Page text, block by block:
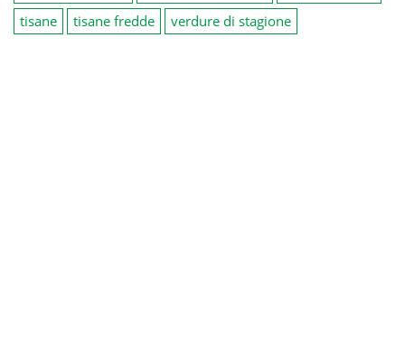
tisane
tisane fredde verdure di stagione